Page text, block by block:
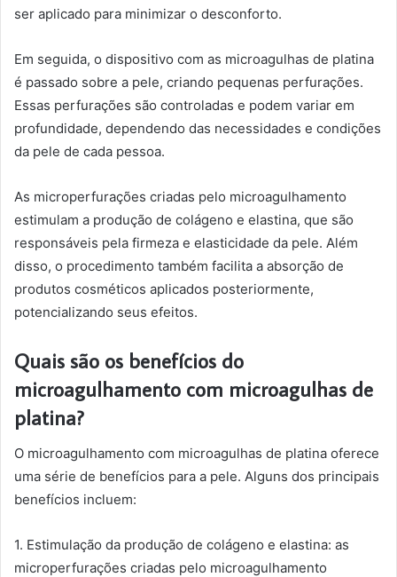
ser aplicado para minimizar o desconforto.
Em seguida, o dispositivo com as microagulhas de platina
é passado sobre a pele, criando pequenas perfurações.
Essas perfurações são controladas e podem variar em
profundidade, dependendo das necessidades e condições
da pele de cada pessoa.
As microperfurações criadas pelo microagulhamento
estimulam a produção de colágeno e elastina, que são
responsáveis pela firmeza e elasticidade da pele. Além
disso, o procedimento também facilita a absorção de
produtos cosméticos aplicados posteriormente,
potencializando seus efeitos.
Quais são os benefícios do
microagulhamento com microagulhas de
platina?
O microagulhamento com microagulhas de platina oferece
uma série de benefícios para a pele. Alguns dos principais
benefícios incluem:
1. Estimulação da produção de colágeno e elastina: as
microperfurações criadas pelo microagulhamento